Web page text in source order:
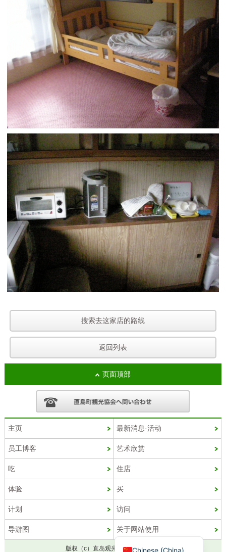
搜索去这家店的路线
返回列表
页面顶部
主页 最新消息·活动
员工博客 艺术欣赏
吃 住店
体验 买
计划 访问
导游图 关于网站使用
版权（c）直岛观光协会官方网站。.Chinese (China)
Japanese
Chinese (Taiwan)